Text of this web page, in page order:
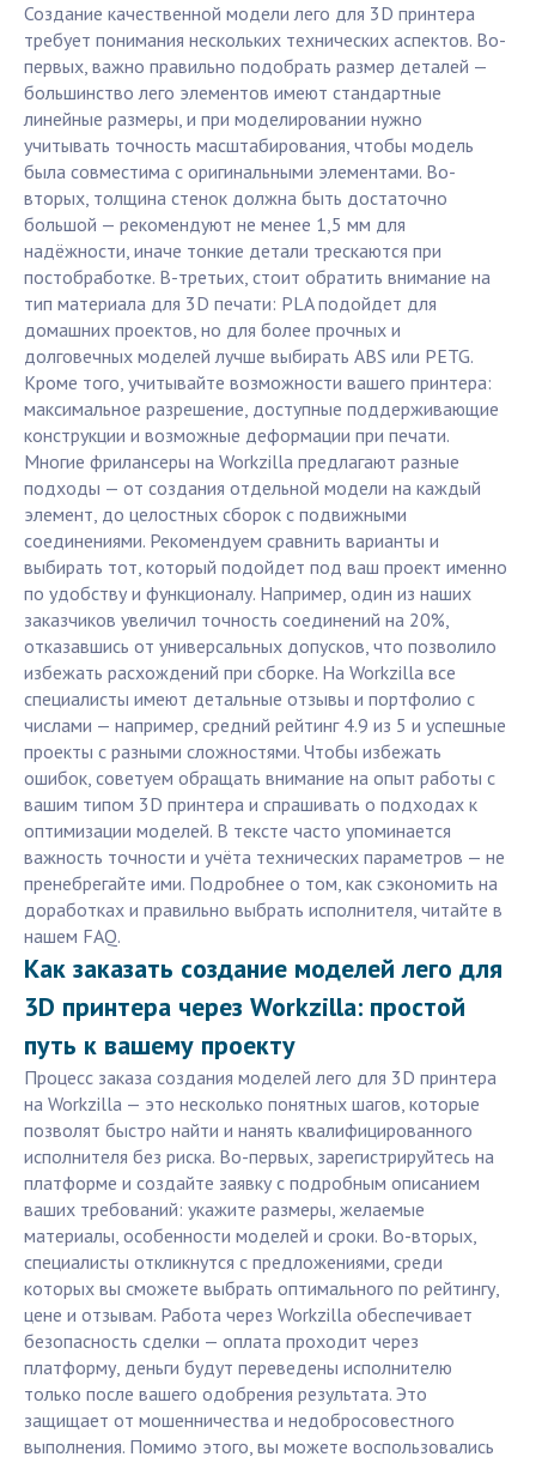
Создание качественной модели лего для 3D принтера
требует понимания нескольких технических аспектов. Во-
первых, важно правильно подобрать размер деталей —
большинство лего элементов имеют стандартные
линейные размеры, и при моделировании нужно
учитывать точность масштабирования, чтобы модель
была совместима с оригинальными элементами. Во-
вторых, толщина стенок должна быть достаточно
большой — рекомендуют не менее 1,5 мм для
надёжности, иначе тонкие детали трескаются при
постобработке. В-третьих, стоит обратить внимание на
тип материала для 3D печати: PLA подойдет для
домашних проектов, но для более прочных и
долговечных моделей лучше выбирать ABS или PETG.
Кроме того, учитывайте возможности вашего принтера:
максимальное разрешение, доступные поддерживающие
конструкции и возможные деформации при печати.
Многие фрилансеры на Workzilla предлагают разные
подходы — от создания отдельной модели на каждый
элемент, до целостных сборок с подвижными
соединениями. Рекомендуем сравнить варианты и
выбирать тот, который подойдет под ваш проект именно
по удобству и функционалу. Например, один из наших
заказчиков увеличил точность соединений на 20%,
отказавшись от универсальных допусков, что позволило
избежать расхождений при сборке. На Workzilla все
специалисты имеют детальные отзывы и портфолио с
числами — например, средний рейтинг 4.9 из 5 и успешные
проекты с разными сложностями. Чтобы избежать
ошибок, советуем обращать внимание на опыт работы с
вашим типом 3D принтера и спрашивать о подходах к
оптимизации моделей. В тексте часто упоминается
важность точности и учёта технических параметров — не
пренебрегайте ими. Подробнее о том, как сэкономить на
доработках и правильно выбрать исполнителя, читайте в
нашем FAQ.
Как заказать создание моделей лего для
3D принтера через Workzilla: простой
путь к вашему проекту
Процесс заказа создания моделей лего для 3D принтера
на Workzilla — это несколько понятных шагов, которые
позволят быстро найти и нанять квалифицированного
исполнителя без риска. Во-первых, зарегистрируйтесь на
платформе и создайте заявку с подробным описанием
ваших требований: укажите размеры, желаемые
материалы, особенности моделей и сроки. Во-вторых,
специалисты откликнутся с предложениями, среди
которых вы сможете выбрать оптимального по рейтингу,
цене и отзывам. Работа через Workzilla обеспечивает
безопасность сделки — оплата проходит через
платформу, деньги будут переведены исполнителю
только после вашего одобрения результата. Это
защищает от мошенничества и недобросовестного
выполнения. Помимо этого, вы можете воспользовались